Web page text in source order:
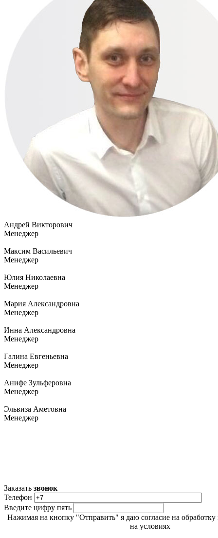
Андрей Викторович
Менеджер
Максим Васильевич
Менеджер
Юлия Николаевна
Менеджер
Мария Александровна
Менеджер
Инна Александровна
Менеджер
Галина Евгеньевна
Менеджер
Анифе Зульферовна
Менеджер
Эльвиза Аметовна
Менеджер
Заказать звонок
Телефон
Введите цифру пять
Нажимая на кнопку "Отправить" я даю согласие на
на условиях